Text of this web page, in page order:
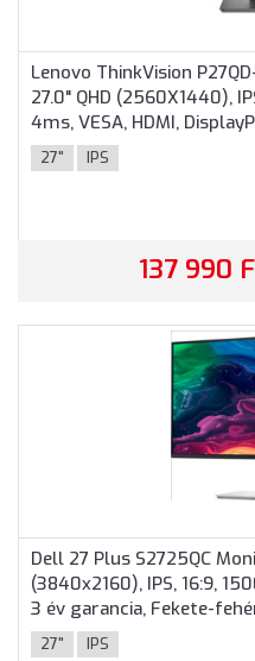
Lenovo ThinkVision
27.0" QHD (2560X1440),
4ms, VESA, HDMI,
garancia, Fekete színben
27" IPS
137 990
Dell 27 Plus S2725QC
(3840x2160), IPS, 16:9,
3 év garancia, Fekete-
27" IPS